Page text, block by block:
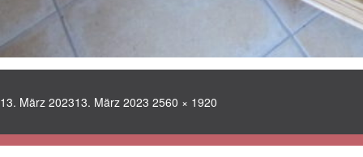
Veröffentlicht
13. März 202313. März 2023 Volle
2560 × 1920